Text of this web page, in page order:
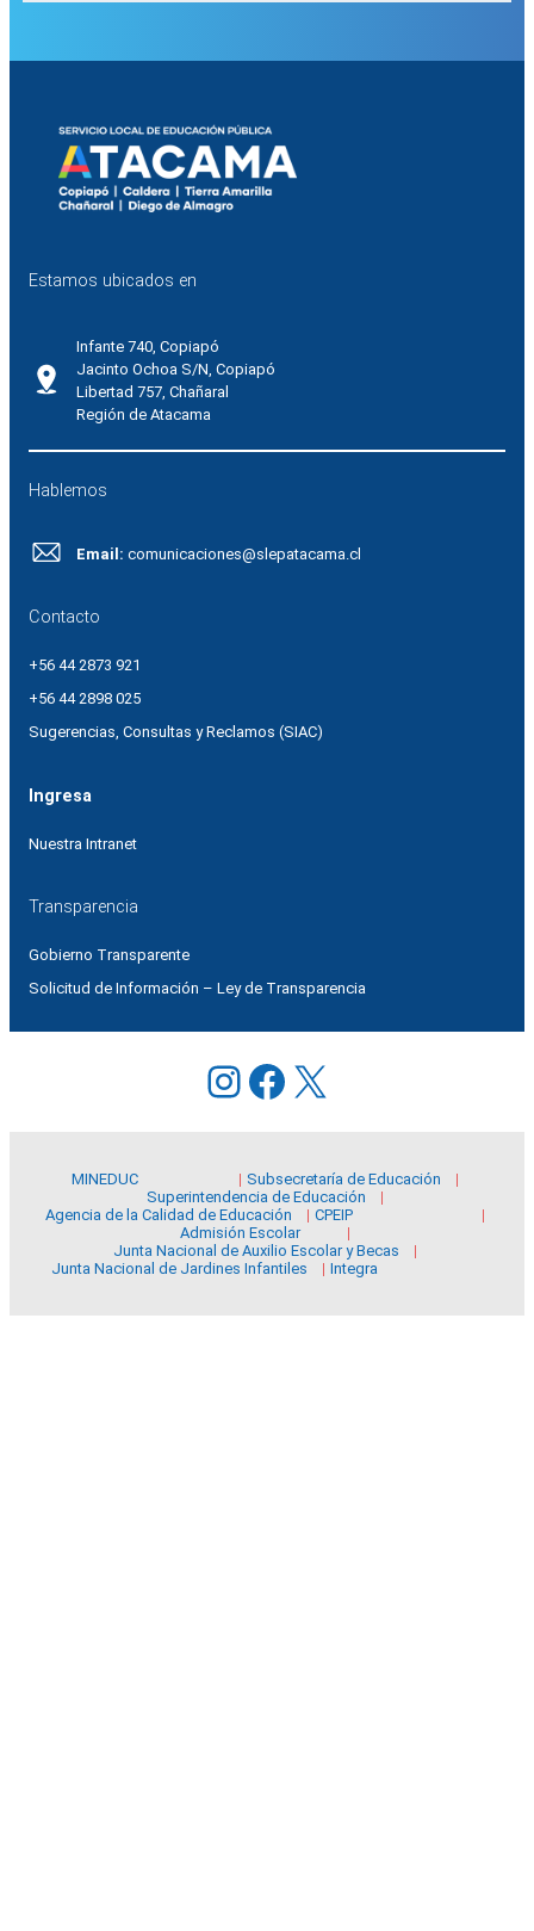
Estamos ubicados en
Infante 740, Copiapó
Jacinto Ochoa S/N, Copiapó
Libertad 757, Chañaral
Región de Atacama
Hablemos
Email: comunicaciones@slepatacama.cl
Contacto
+56 44 2873 921
+56 44 2898 025
Sugerencias, Consultas y Reclamos (SIAC)
Ingresa
Nuestra Intranet
Transparencia
Gobierno Transparente
Solicitud de Información – Ley de Transparencia
Instagram
Facebook
X
MINEDUC
Subsecretaría de Educación
Superintendencia de Educación
Agencia de la Calidad de Educación
CPEIP
Admisión Escolar
Junta Nacional de Auxilio Escolar y Becas
Junta Nacional de Jardines Infantiles
Integra